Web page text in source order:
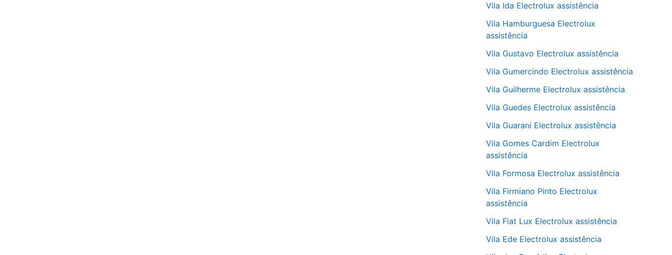
Vila Ida Electrolux assistência
Vila Hamburguesa Electrolux
assistência
Vila Gustavo Electrolux assistência
Vila Gumercindo Electrolux assistência
Vila Guilherme Electrolux assistência
Vila Guedes Electrolux assistência
Vila Guarani Electrolux assistência
Vila Gomes Cardim Electrolux
assistência
Vila Formosa Electrolux assistência
Vila Firmiano Pinto Electrolux
assistência
Vila Fiat Lux Electrolux assistência
Vila Ede Electrolux assistência